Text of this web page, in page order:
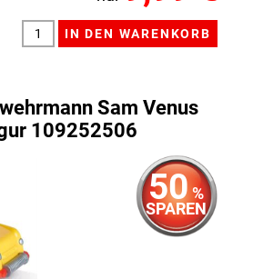
Sam Venus
109252506
50 %
SPAREN